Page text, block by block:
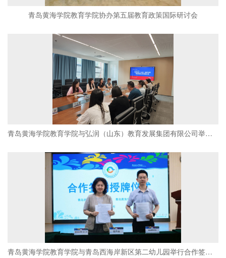
青岛黄海学院教育学院协办第五届教育政策国际研讨会
青岛黄海学院教育学院与弘润（山东）教育发展集团有限公司举行合作签约仪式
青岛黄海学院教育学院与青岛西海岸新区第二幼儿园举行合作签约暨授牌仪式